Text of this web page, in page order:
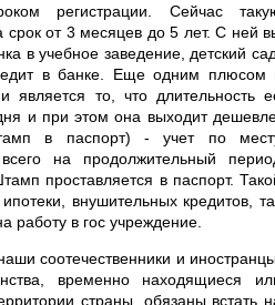
регистрации. Сейчас
срок от 3 месяцев до 5 лет. С ней
в учебное заведение, детский сад,
в банке. Еще одним плюсом
является то, что длительность
и при этом она выходит
в паспорт) - учет по
на продолжительный
проставляется в паспорт.
внушительных кредитов,
работу в гос учреждение.
соотечественники и
временно находящиеся
страны, обязаны встать